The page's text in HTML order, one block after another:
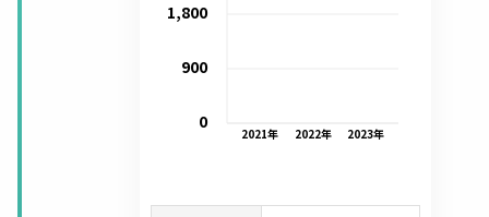
2021年 2022年 2023年
0
900
1,800